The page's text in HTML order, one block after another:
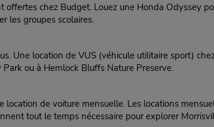
chez Budget. Louez une Honda Odyssey
les groupes scolaires.
Une location de VUS (véhicule utilitaire sport)
ou à Hemlock Bluffs Nature Preserve.
de voiture mensuelle. Les locations
tout le temps nécessaire pour explorer